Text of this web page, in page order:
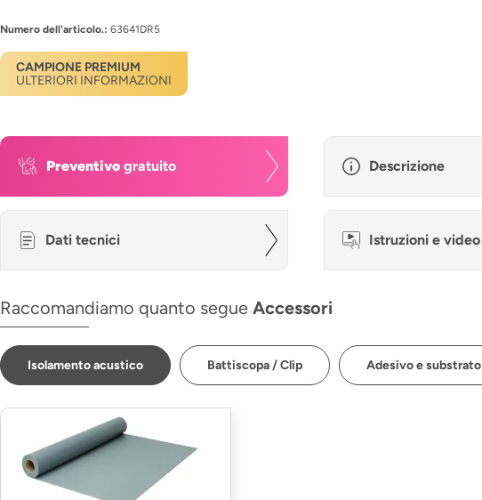
Numero dell'articolo.: 63641DR5
CAMPIONE PREMIUM
ULTERIORI INFORMAZIONI
Preventivo gratuito Descrizione
Dati tecnici Istruzioni e video
Raccomandiamo quanto segue Accessori
Isolamento acustico Battiscopa / Clip Adesivo e substrato